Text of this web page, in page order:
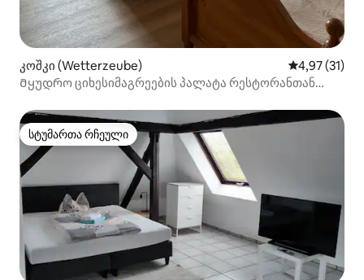
კოშკი (Wetterzeube) საშუალო
4,97 (31)
Მყუდრო ციხესიმაგრეების პალატა რესტორანთან
სტუმართა რჩეული
სტუმართა რჩეული